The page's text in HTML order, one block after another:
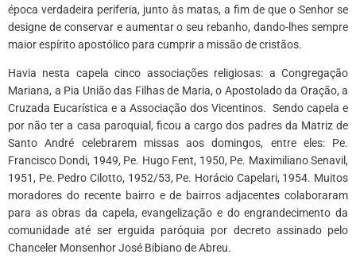
época verdadeira periferia, junto às matas, a fim de que o Senhor se
designe de conservar e aumentar o seu rebanho, dando-lhes sempre
maior espírito apostólico para cumprir a missão de cristãos.
Havia nesta capela cinco associações religiosas: a Congregação
Mariana, a Pia União das Filhas de Maria, o Apostolado da Oração, a
Cruzada Eucarística e a Associação dos Vicentinos. Sendo capela e
por não ter a casa paroquial, ficou a cargo dos padres da Matriz de
Santo André celebrarem missas aos domingos, entre eles: Pe.
Francisco Dondi, 1949, Pe. Hugo Fent, 1950, Pe. Maximiliano Senavil,
1951, Pe. Pedro Cilotto, 1952/53, Pe. Horácio Capelari, 1954. Muitos
moradores do recente bairro e de bairros adjacentes colaboraram
para as obras da capela, evangelização e do engrandecimento da
comunidade até ser erguida paróquia por decreto assinado pelo
Chanceler Monsenhor José Bibiano de Abreu.